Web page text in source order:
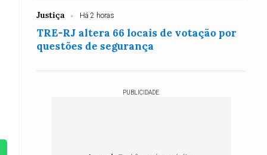
Justiça Há 2 horas
TRE-RJ altera 66 locais de votação por
questões de segurança
PUBLICIDADE